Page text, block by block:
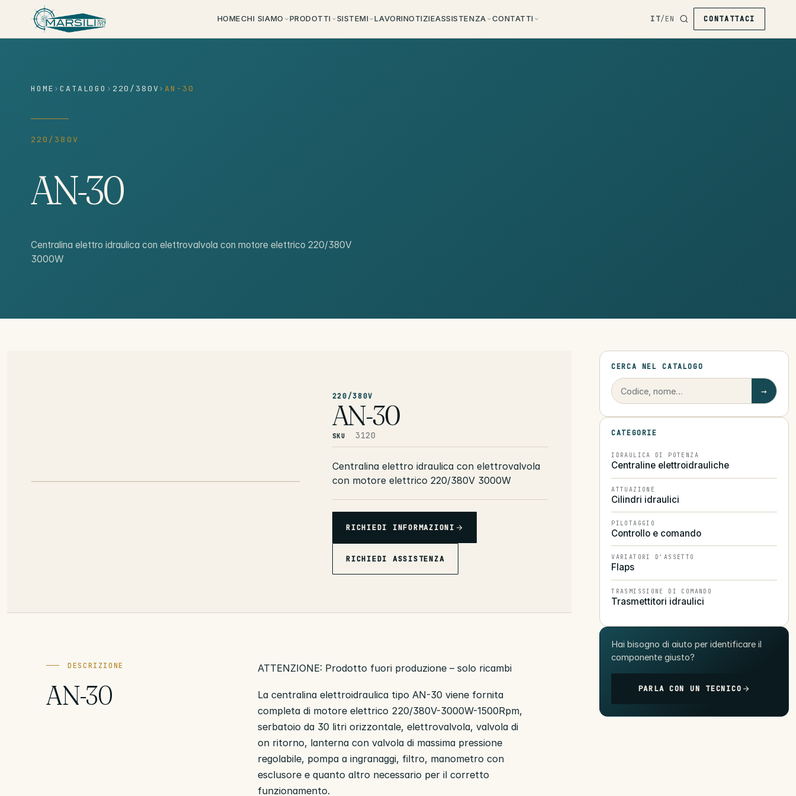
contenuto
HOMECHI SIAMO PRODOTTI SISTEMI LAVORINOTIZIEASSISTENZA CONTATTI IT/EN CONTATTACI
HOME ›CATALOGO › 220/380V ›AN-30
220/380V
AN-30
Centralina elettro idraulica con elettrovalvola con motore elettrico 220/380V
3000W
220/380V
AN-30
SKU 3120
Centralina elettro idraulica con elettrovalvola
con motore elettrico 220/380V 3000W
RICHIEDI INFORMAZIONI
RICHIEDI ASSISTENZA
DESCRIZIONE
AN-30
ATTENZIONE: Prodotto fuori produzione – solo ricambi
La centralina elettroidraulica tipo AN-30 viene fornita
completa di motore elettrico 220/380V-3000W-1500Rpm,
serbatoio da 30 litri orizzontale, elettrovalvola, valvola di
on ritorno, lanterna con valvola di massima pressione
regolabile, pompa a ingranaggi, filtro, manometro con
esclusore e quanto altro necessario per il corretto
funzionamento.
CERCA NEL CATALOGO
→
CATEGORIE
IDRAULICA DI POTENZA
Centraline elettroidrauliche
ATTUAZIONE
Cilindri idraulici
PILOTAGGIO
Controllo e comando
VARIATORI D'ASSETTO
Flaps
TRASMISSIONE DI COMANDO
Trasmettitori idraulici
Hai bisogno di aiuto per identificare il
componente giusto?
PARLA CON UN TECNICO